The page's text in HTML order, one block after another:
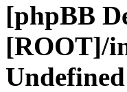
[phpBB
[ROOT]/